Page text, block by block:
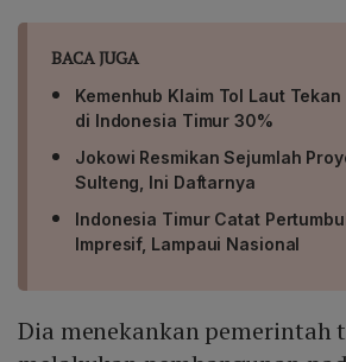
BACA JUGA
Kemenhub Klaim Tol Laut
di Indonesia Timur 30%
Jokowi Resmikan Sejumlah
Sulteng, Ini Daftarnya
Indonesia Timur Catat
Impresif, Lampaui Nasional
Dia menekankan pemerintah